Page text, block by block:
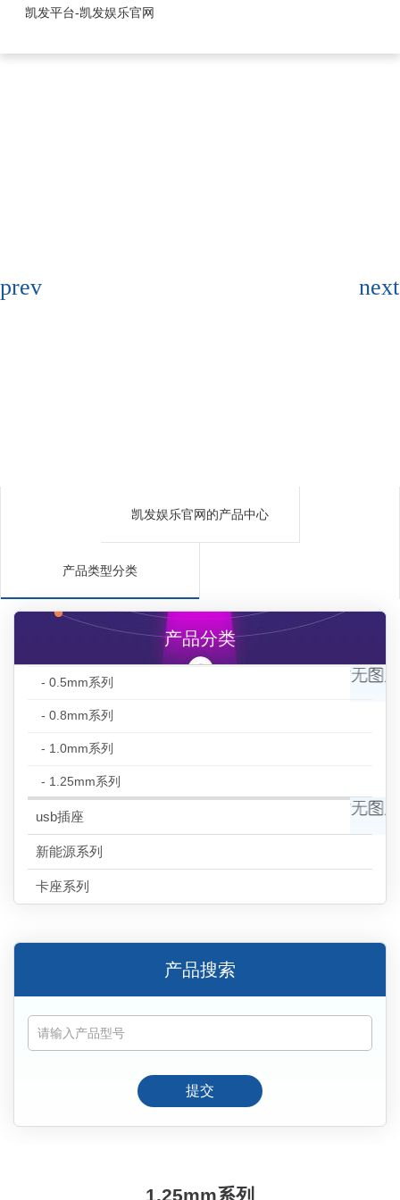
1.25mm系列-凯发平台
凯发平台-凯发娱乐官网
凯发娱乐官网的产品中心
产品类型分类
产品分类
- 0.5mm系列
- 0.8mm系列
- 1.0mm系列
- 1.25mm系列
usb插座
新能源系列
卡座系列
产品搜索
提交
1.25mm系列